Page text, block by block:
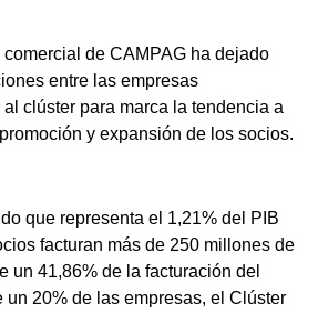
de CAMPAG ha dejado
entre las empresas
clúster para marca la tendencia a
y expansión de los socios.
que representa el 1,21% del PIB
facturan más de 250 millones de
un 41,86% de la facturación del
un 20% de las empresas, el Clúster